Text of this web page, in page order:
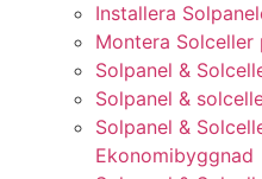
Installera
Montera Solceller
Solpanel &
Solpanel &
Solpanel &
Ekonomibyggnad